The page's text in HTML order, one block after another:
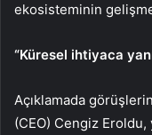
ekosisteminin
“Küresel ihtiyaca
Açıklamada
(CEO) Cengiz